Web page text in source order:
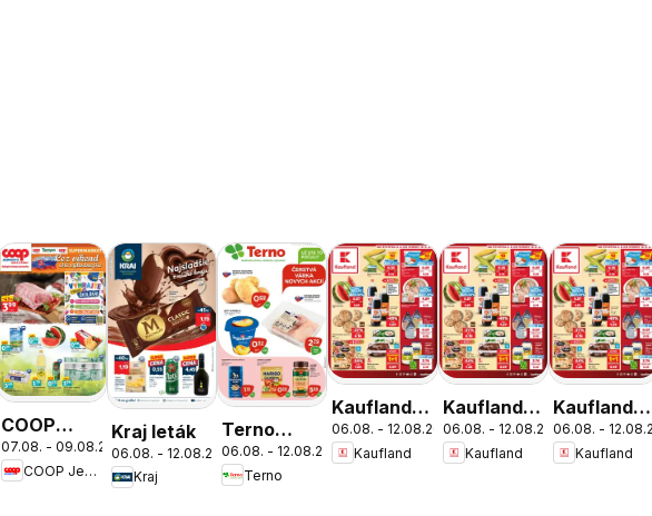
COOP
Jednota
cez víkend
07.08. - 09.08.2026
COOP Jednota
Kraj leták
06.08. - 12.08.2026
Kraj
Terno
leták
06.08. - 12.08.2026
Terno
Kaufland
Bratislava-
Patrónka
06.08. - 12.08.2026
Kaufland
Kaufland
Bratislava-
Nové
06.08. - 12.08.2026
Kaufland
Kaufland
Bratislava-
Petržalka
06.08. -
Kaufland